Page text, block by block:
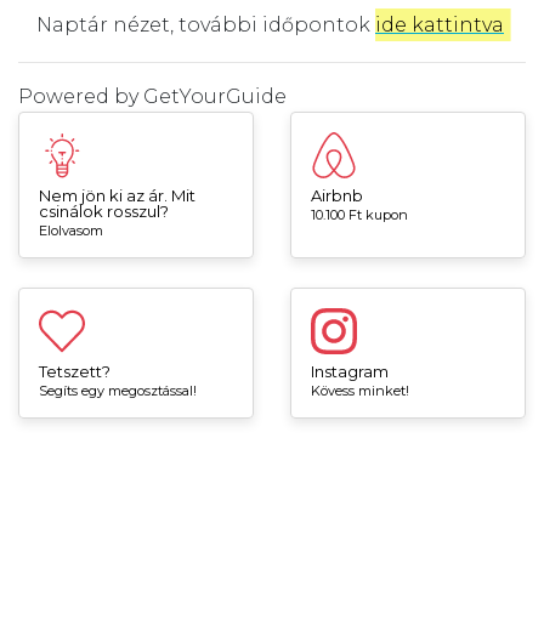
Naptár nézet, további időpontok ide kattintva
Powered by GetYourGuide
Nem jön ki az ár. Mit
csinálok rosszul?
Elolvasom
Airbnb
10.100 Ft kupon
Tetszett?
Segíts egy megosztással!
Instagram
Kövess minket!